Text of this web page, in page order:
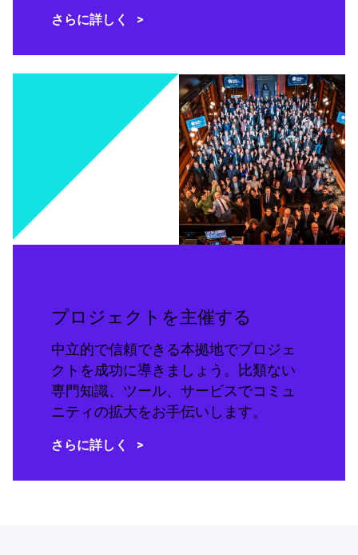
さらに詳しく
プロジェクトを主催する
中立的で信頼できる本拠地でプロジェ
クトを成功に導きましょう。比類ない
専門知識、ツール、サービスでコミュ
ニティの拡大をお手伝いします。
さらに詳しく